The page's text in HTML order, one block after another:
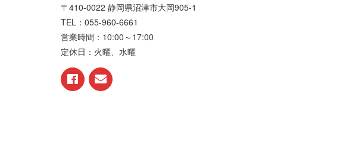
〒410-0022 静岡県沼津市大岡905-1
TEL：055-960-6661
営業時間：10:00～17:00
定休日：火曜、水曜